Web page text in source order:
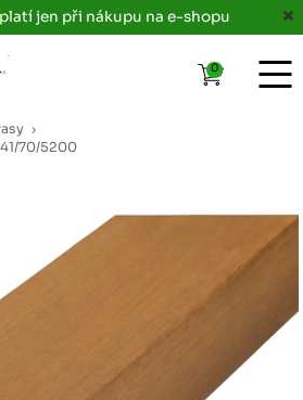
jen při nákupu na e-shopu
›
70/5200
0